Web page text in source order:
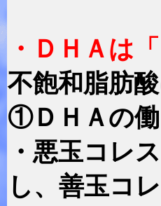
・ＤＨＡは
不飽和脂肪
①ＤＨＡの働
・悪玉コレ
し、善玉コ